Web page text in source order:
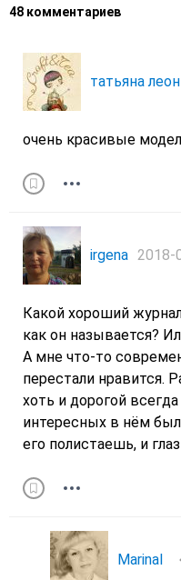
48 комментариев
татьяна
очень красивые
irgena 2018-
Какой хороший
как он называется?
А мне что-то
перестали нравится.
хоть и дорогой
интересных в нём
его полистаешь, и
MarinaI